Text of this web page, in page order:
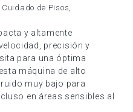
Cuidado de Pisos,
y altamente
precisión y
para una óptima
máquina de alto
muy bajo para
en áreas sensibles al